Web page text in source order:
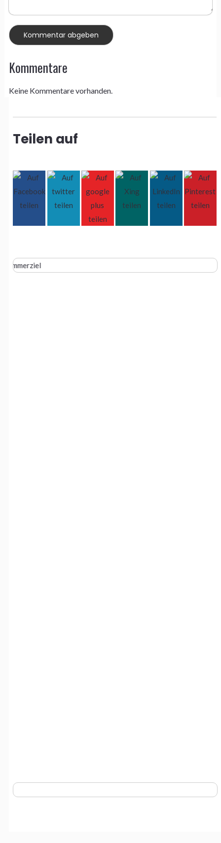
Kommentare
Keine Kommentare vorhanden.
Teilen auf